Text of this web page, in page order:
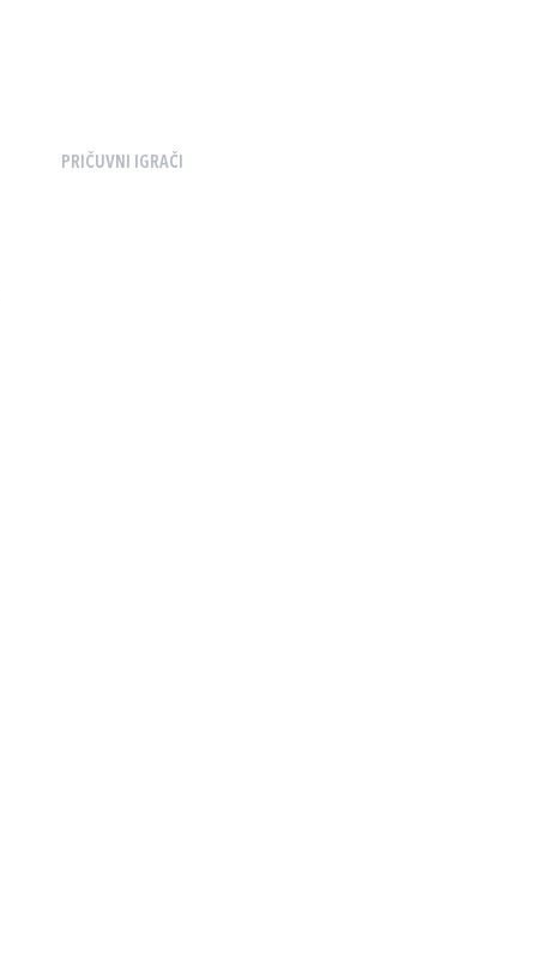
PRIČUVNI IGRAČI